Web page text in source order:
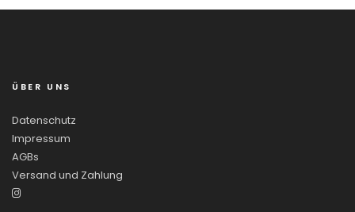
ÜBER UNS
Datenschutz
Impressum
AGBs
Versand und Zahlung